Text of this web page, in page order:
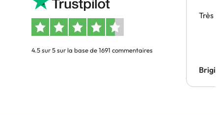
4.5 sur 5 sur la base de 1691 commentaires
Très